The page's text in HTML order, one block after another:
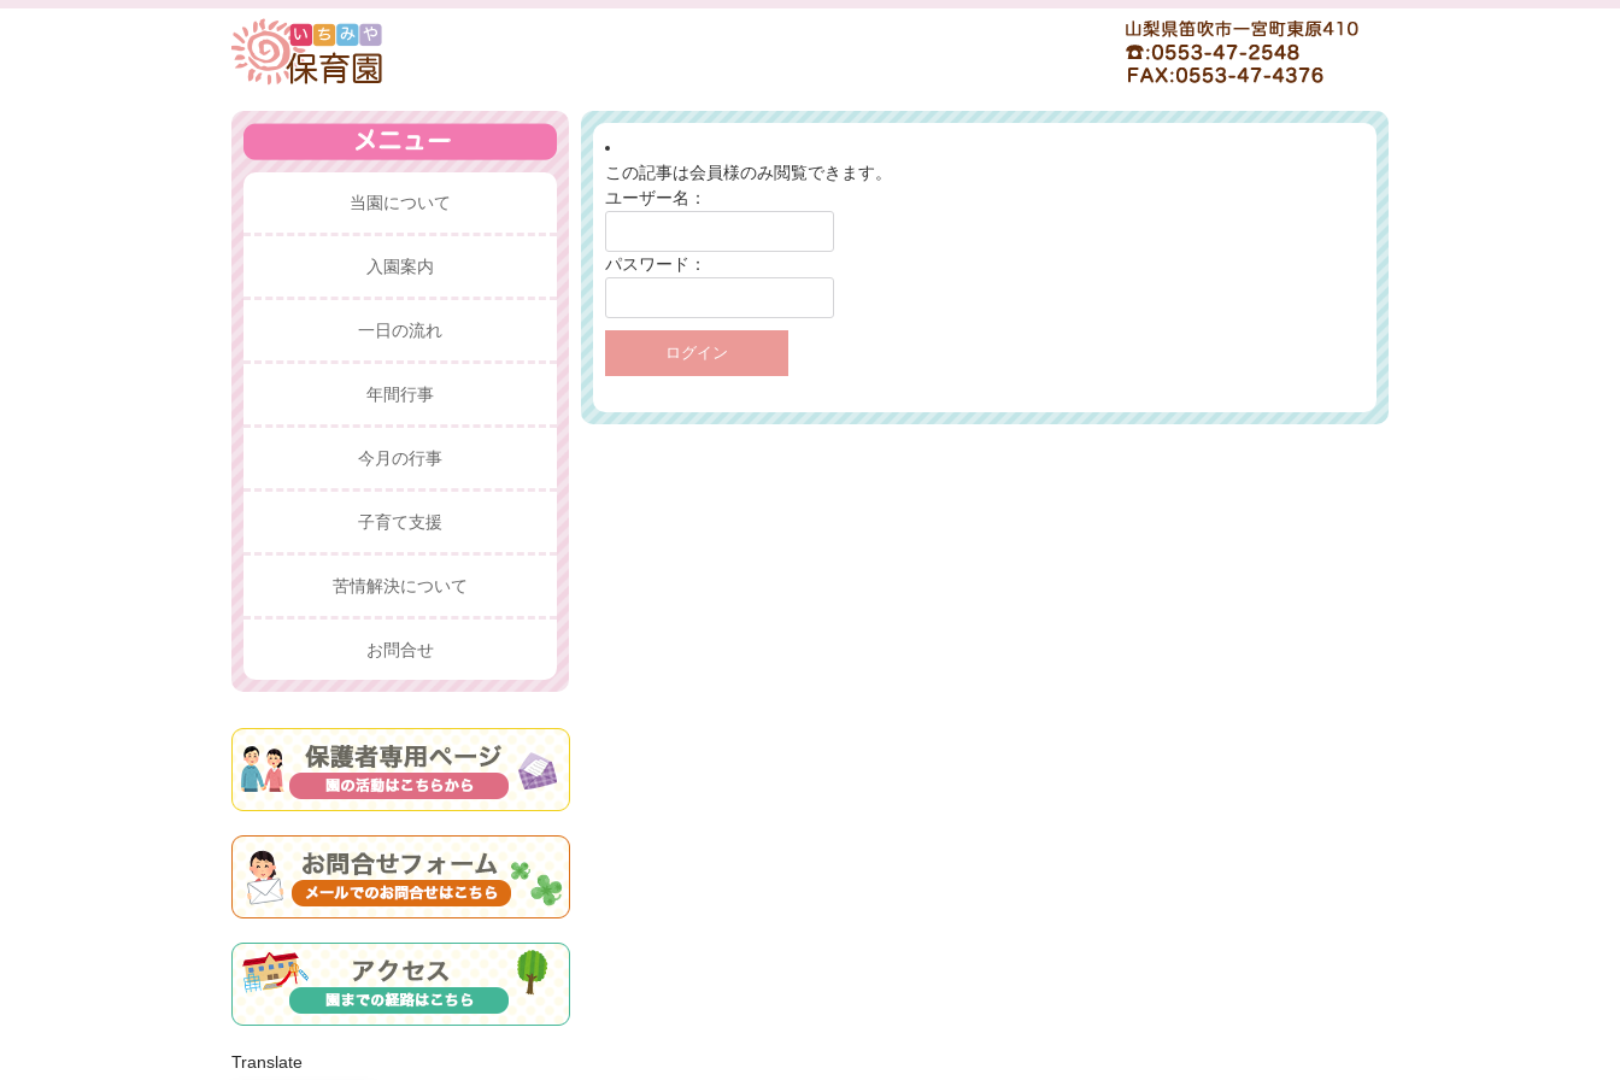
この記事は会員様のみ閲覧できます。
ユーザー名：
パスワード：
当園について
入園案内
一日の流れ
年間行事
今月の行事
子育て支援
苦情解決について
お問合せ
Translate